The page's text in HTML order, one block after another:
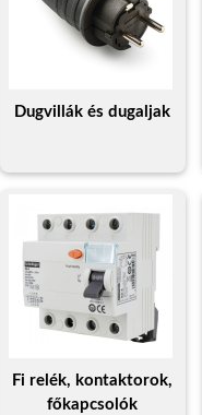
Dugvillák és dugaljak
Fi relék, kontaktorok,
főkapcsolók